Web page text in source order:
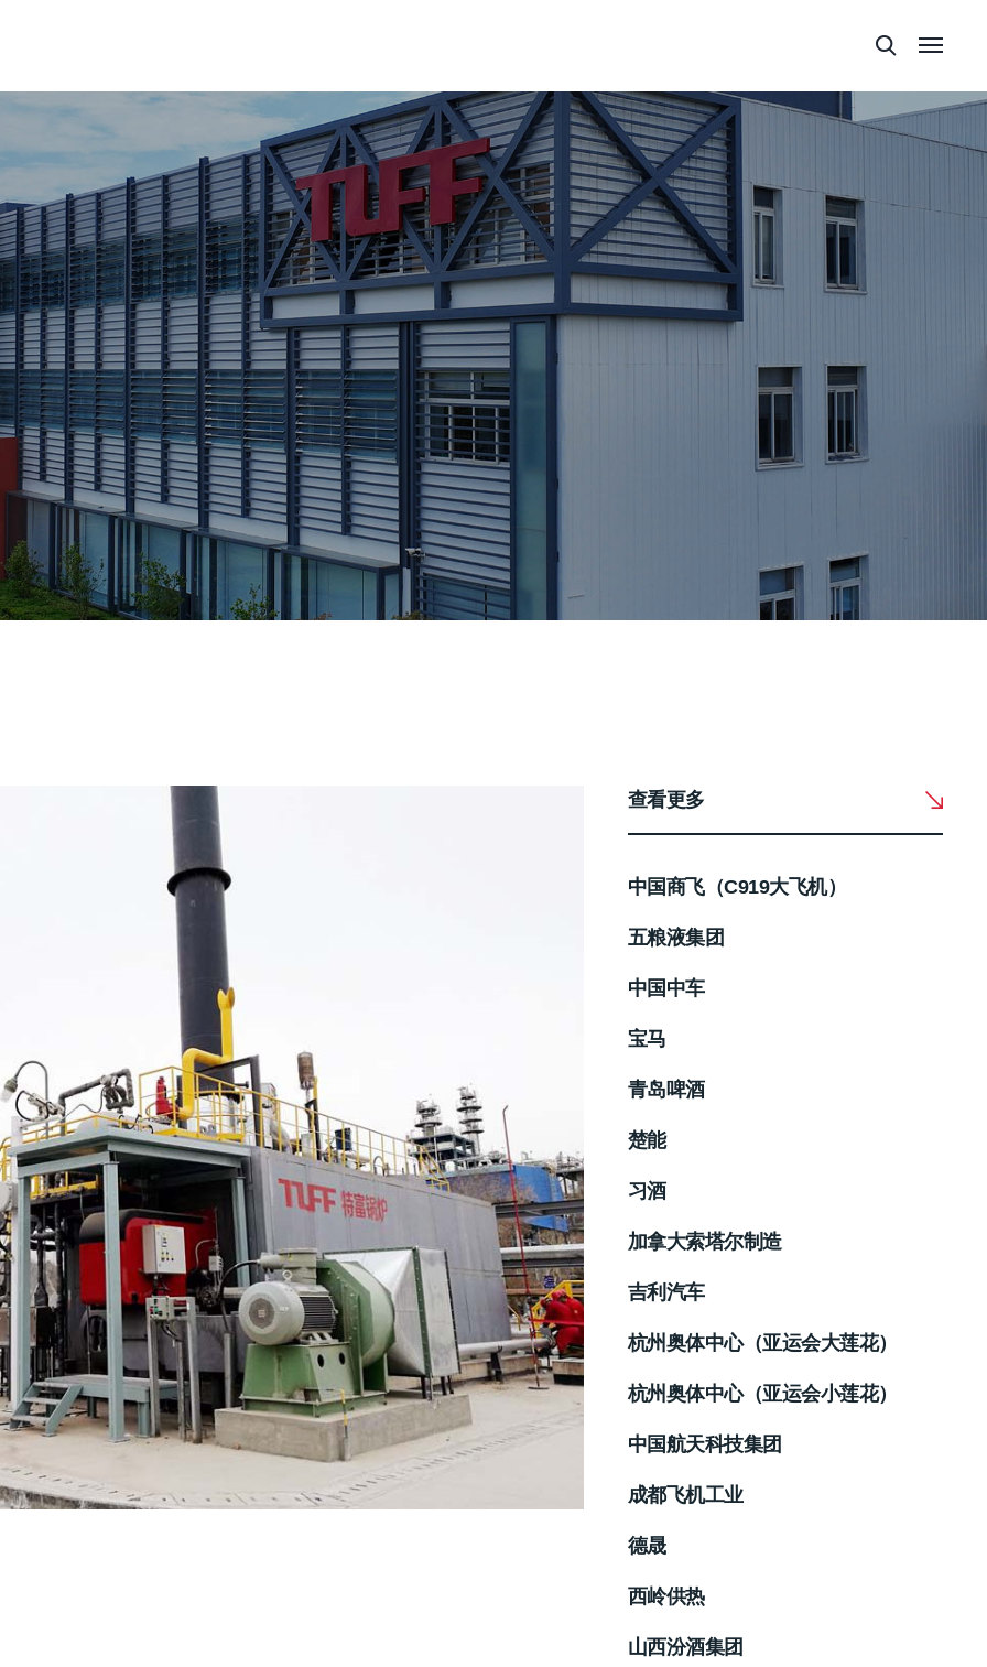
查看更多
中国商飞（C919大飞机）
五粮液集团
中国中车
宝马
青岛啤酒
楚能
习酒
加拿大索塔尔制造
吉利汽车
杭州奥体中心（亚运会大莲花）
杭州奥体中心（亚运会小莲花）
中国航天科技集团
成都飞机工业
德晟
西岭供热
山西汾酒集团